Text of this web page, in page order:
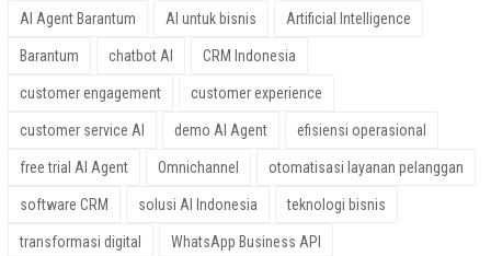
AI Agent Barantum AI untuk bisnis Artificial Intelligence
Barantum chatbot AI CRM Indonesia
customer engagement customer experience
customer service AI demo AI Agent efisiensi operasional
free trial AI Agent Omnichannel otomatisasi layanan pelanggan
software CRM solusi AI Indonesia teknologi bisnis
transformasi digital WhatsApp Business API